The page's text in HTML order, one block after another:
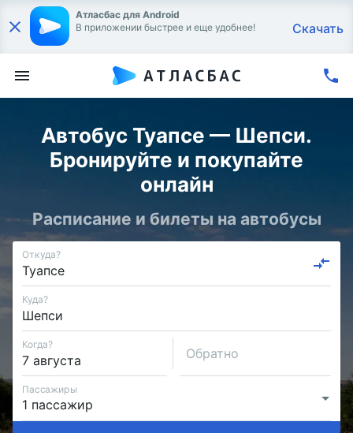
Атласбас для Android
В приложении быстрее и еще удобнее!
Скачать
Автобус Туапсе — Шепси.
Бронируйте и покупайте
онлайн
Расписание и билеты на автобусы
Откуда?
Куда?
Когда?
Обратно
Пассажиры